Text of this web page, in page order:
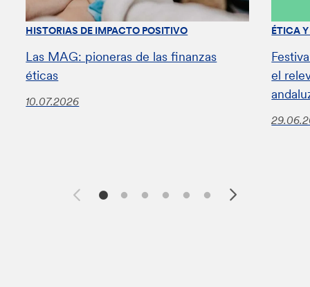
HISTORIAS DE IMPACTO POSITIVO
Las MAG: pioneras de las finanzas
éticas
10.07.2026
ÉTICA
el